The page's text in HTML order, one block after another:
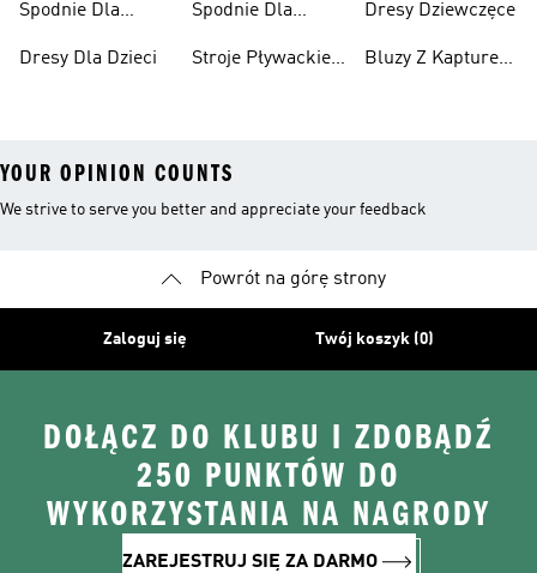
Spodnie Dla
Dresy Dla Dzieci
Spodnie Dla
Stroje Pływackie
Dresy Dziewczęce
Bluzy Z Kapturem
YOUR OPINION COUNTS
We strive to serve you better and appreciate your feedback
Powrót na górę strony
Zaloguj się Twój koszyk (0)
DOŁĄCZ DO KLUBU I ZDOBĄDŹ
250 PUNKTÓW DO
WYKORZYSTANIA NA NAGRODY
ZAREJESTRUJ SIĘ ZA DARMO